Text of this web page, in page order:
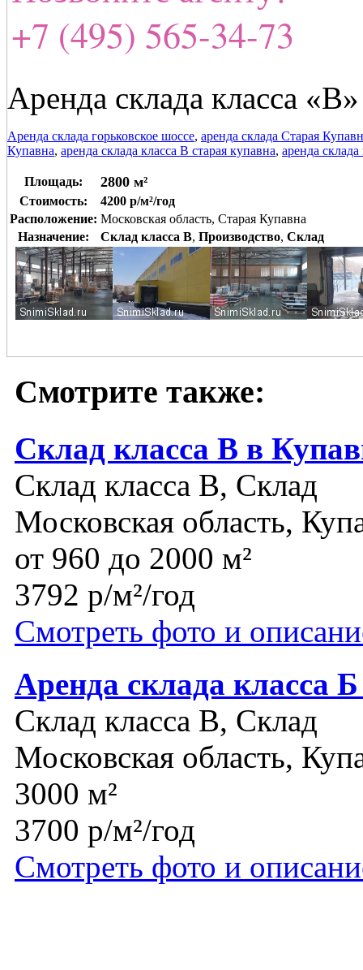
+7 (495) 565-34-73
Аренда склада класса
Аренда склада горьковское шоссе, аренда склада Старая
Купавна, аренда склада класса В старая купавна, аренда
Площадь: 2800 м²
Стоимость:
4200 р/м²/год
Расположение: Московская область, Старая Купавна
Назначение:
Склад класса B, Производство, Склад
Смотрите также:
Склад класса В в
Склад класса B, Склад
Московская область,
от 960 до 2000 м²
3792 р/м²/год
Смотреть фото и
Аренда склада класса
Склад класса B, Склад
Московская область,
3000 м²
3700 р/м²/год
Смотреть фото и